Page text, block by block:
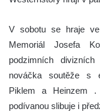
V sobotu se hraje
Memoriál Josefa
podzimních
nováčka soutěže s
Piklem a Heinzem
podívanou slibuje i